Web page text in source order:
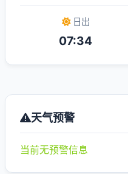
日出
07:34
天气预警
当前无预警信息